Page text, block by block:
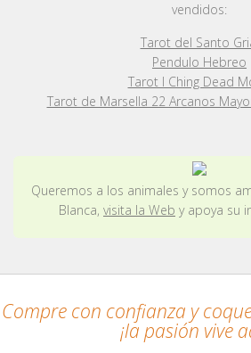
vendidos:
Tarot del Santo
Pendulo Hebreo
Tarot I Ching Dead
Tarot de Marsella 22 Arcanos
Queremos a los animales y somos
Blanca, visita la Web y apoya su
Compre con confianza y
¡la pasión vive